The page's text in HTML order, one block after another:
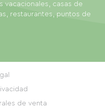
vacacionales, casas de
restaurantes, puntos de
de venta